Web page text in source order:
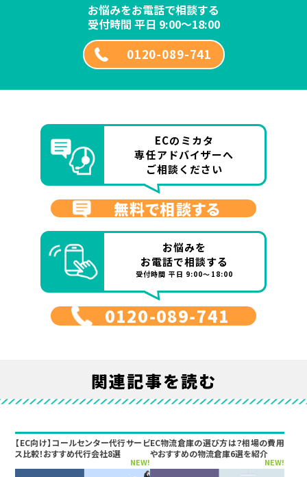
お悩みをお電話で相談する
受付時間 平日 9:00～18:00
0120-089-741
ECのミカタ
専任アドバイザーへ
ご相談ください
無料で相談する
お悩みを
お電話で相談する
受付時間 平日 9:00～18:00
0120-089-741
関連記事を読む
【EC向け】コールセンター代行サービ
ス比較！おすすめ代行会社8選
NEW!
EC物流倉庫の選び方は？相場の費用
やおすすめの物流倉庫6選を紹介
NEW!